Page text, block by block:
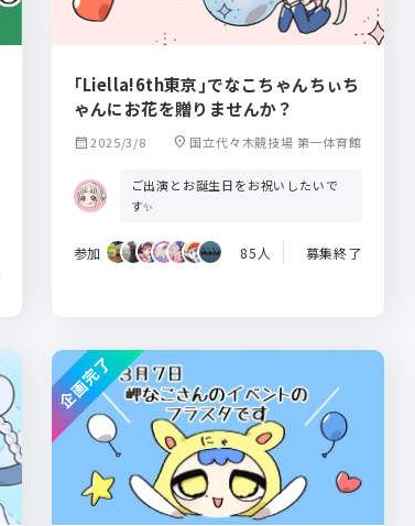
｢Liella!6th東京｣でなこちゃんちぃち
ゃんにお花を贈りませんか？
calendar_month2025/3/8 location_on 国立代々木競技場 第一体育館
ご出演とお誕生日をお祝いしたいで
す✨
参加 85人 募集終了
企画完了